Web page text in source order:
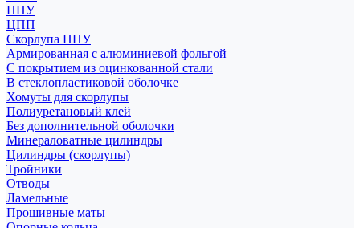
ППУ
ЦПП
Скорлупа ППУ
Армированная с алюминиевой фольгой
С покрытием из оцинкованной стали
В стеклопластиковой оболочке
Хомуты для скорлупы
Полиуретановый клей
Без дополнительной оболочки
Минераловатные цилиндры
Цилиндры (скорлупы)
Тройники
Отводы
Ламельные
Прошивные маты